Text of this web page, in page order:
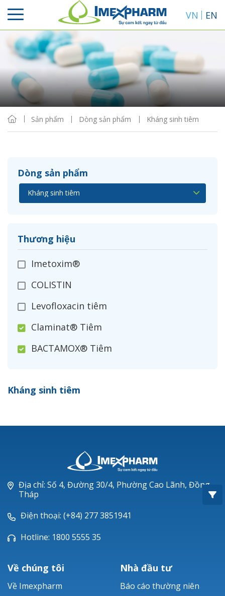
VN EN
Sản phẩm Dòng sản phẩm Kháng sinh tiêm
Dòng sản phẩm
Thương hiệu
Imetoxim®
COLISTIN
Levofloxacin tiêm
Claminat® Tiêm
BACTAMOX® Tiêm
Ceftizoxim®
Piperacillin
Ticarlinat®
Zobacta®
Bacsulfo®
Kháng sinh tiêm
Sắp xếp
Hiển thị
Địa chỉ: Số 4, Đường 30/4, Phường Cao Lãnh, Đồng
Tháp
Điện thoại: (+84) 277 3851941
Hotline: 1800 5555 35
Về chúng tôi
Về Imexpharm
Nhà đầu tư
Báo cáo thường niên